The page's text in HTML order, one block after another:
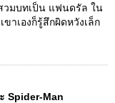
วมบทเป็น แฟนดรัล ใน
าเองก็รู้สึกผิดหวังเล็ก
Spider-Man